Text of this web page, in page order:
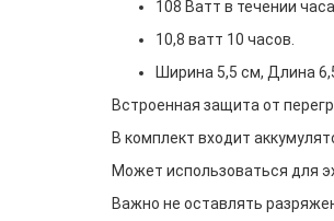
108 Ватт в течении часа.
10,8 ватт 10 часов.
Ширина 5,5 см, Длина
Встроенная защита от
В комплект входит
Может использоваться для
Важно не оставлять